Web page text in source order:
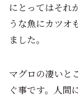
にとってはそれ
うな魚にカツオ
ました。
マグロの凄いと
ぐ事です。人間